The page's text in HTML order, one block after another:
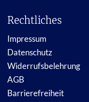
Rechtliches
Impressum
Datenschutz
Widerrufsbelehrung
AGB
Barrierefreiheit